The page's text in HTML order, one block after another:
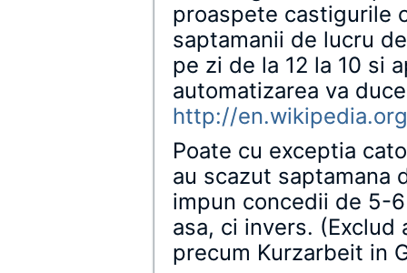
proaspete castigurile
saptamanii de lucru
pe zi de la 12 la 10 si
automatizarea va
http://
Poate cu exceptia
au scazut saptamana
impun concedii de 5-
asa, ci invers.
precum Kurzarbeit in